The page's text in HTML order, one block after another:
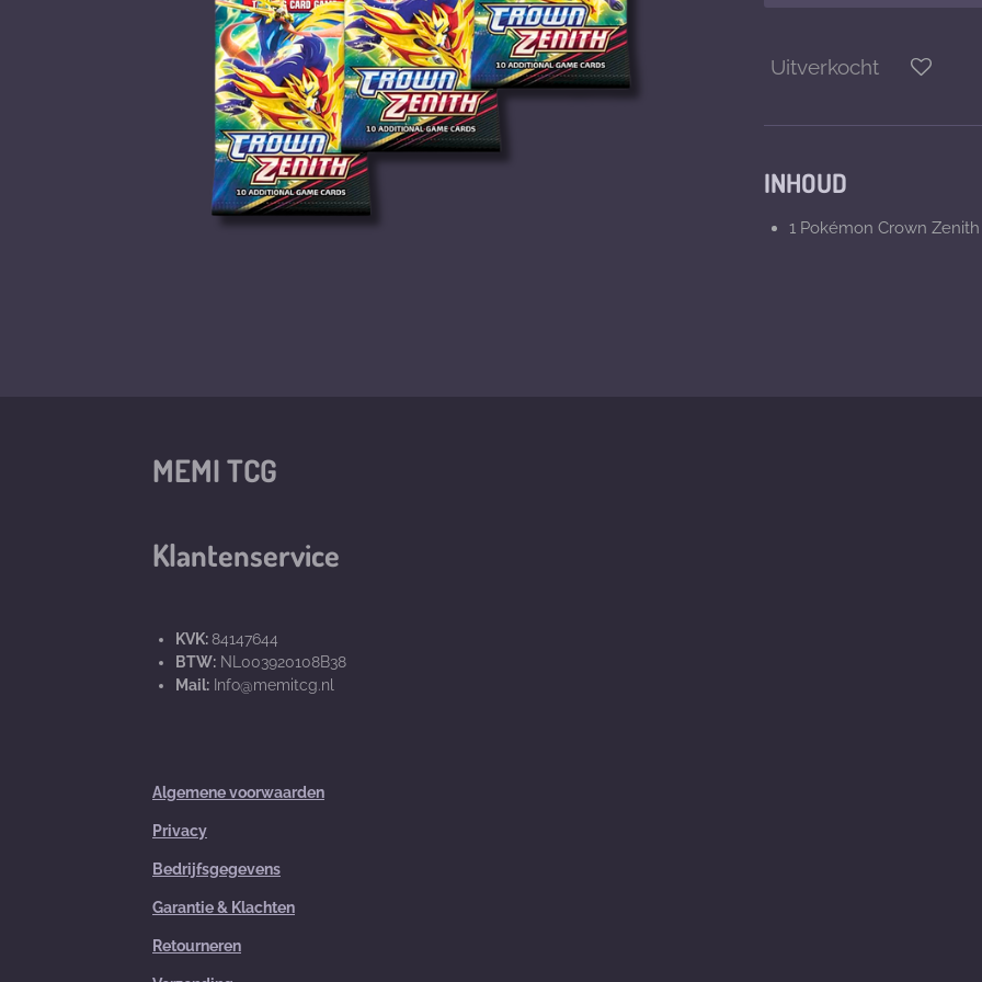
Uitverkocht
INHOUD
1 Pokémon Crown
MEMI TCG
Klantenservice
KVK:84147644
BTW: NL003920108B38
Mail: Info@memitcg.nl
Algemene voorwaarden
Privacy
Bedrijfsgegevens
Garantie & Klachten
Retourneren